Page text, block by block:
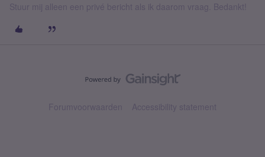
Stuur mij alleen een privé bericht als ik daarom vraag. Bedankt!
Forumvoorwaarden Accessibility statement